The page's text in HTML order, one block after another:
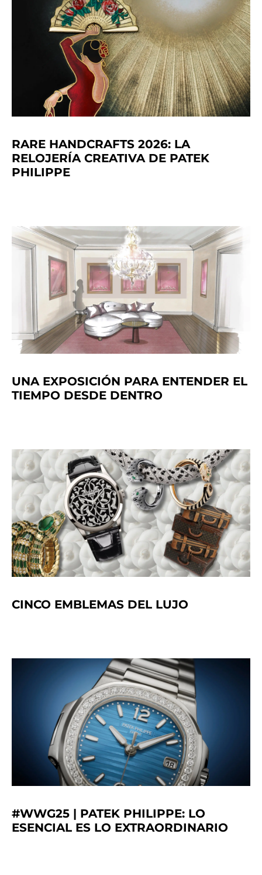
RARE HANDCRAFTS 2026: LA
RELOJERÍA CREATIVA DE PATEK
PHILIPPE
UNA EXPOSICIÓN PARA ENTENDER EL
TIEMPO DESDE DENTRO
CINCO EMBLEMAS DEL LUJO
#WWG25 | PATEK PHILIPPE: LO
ESENCIAL ES LO EXTRAORDINARIO